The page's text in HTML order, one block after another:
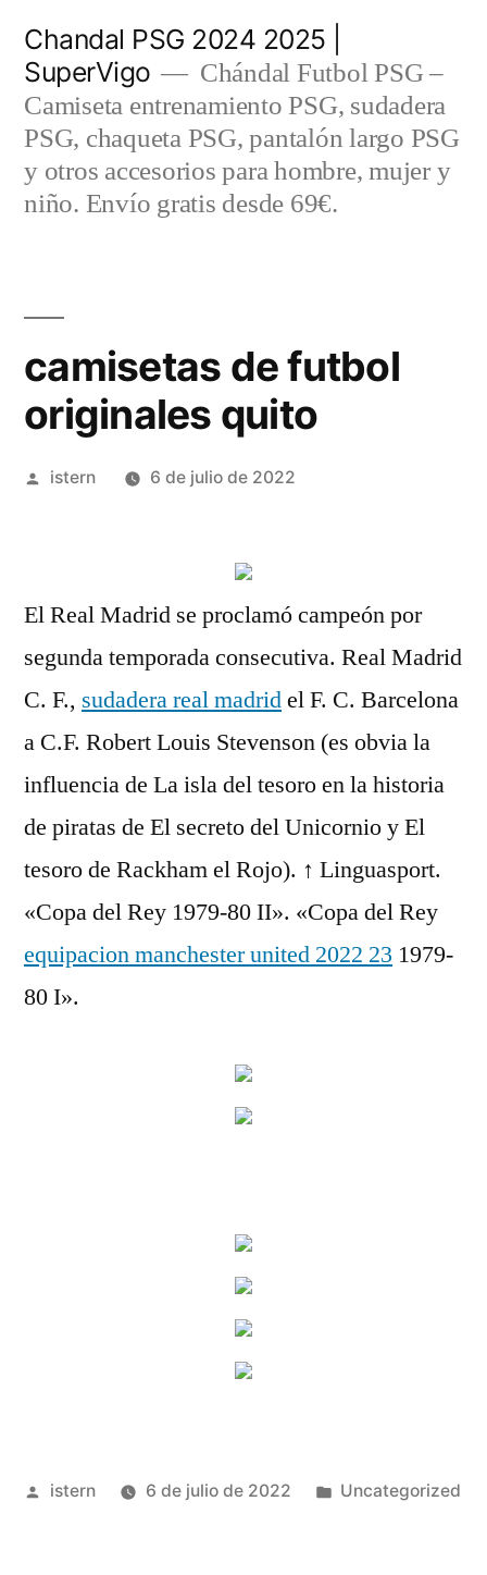
contenido
Chandal PSG 2024 2025 |
SuperVigo
Chándal Futbol PSG –
Camiseta entrenamiento PSG, sudadera
PSG, chaqueta PSG, pantalón largo PSG
y otros accesorios para hombre, mujer y
niño. Envío gratis desde 69€.
camisetas de futbol
originales quito
Publicado
istern 6 de julio de 2022
El Real Madrid se proclamó campeón por
segunda temporada consecutiva. Real Madrid
C. F., sudadera real madridel F. C. Barcelona
a C.F. Robert Louis Stevenson (es obvia la
influencia de La isla del tesoro en la historia
de piratas de El secreto del Unicornio y El
tesoro de Rackham el Rojo). ↑ Linguasport.
«Copa del Rey 1979-80 II». «Copa del Rey
equipacion manchester united 2022 23 1979-
80 I».
Publicado
istern 6 de julio de 2022
Publicado
Uncategorized